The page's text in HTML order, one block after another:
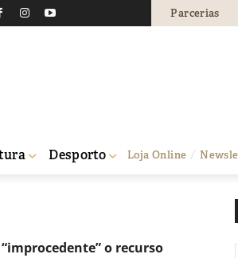
Parcerias
Desporto Loja Online
Câmara
do
o recurso